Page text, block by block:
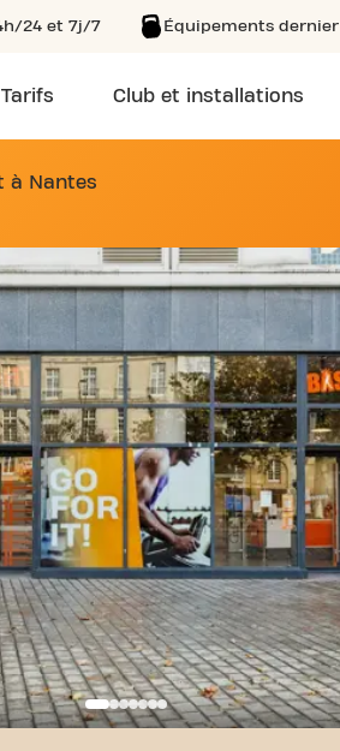
24 et 7j/7 Équipements
Tarifs Club et installations
1 COUR
à Nantes